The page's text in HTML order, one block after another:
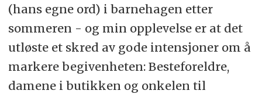
(hans egne ord) i barnehagen etter
sommeren - og min opplevelse er at det
utløste et skred av gode intensjoner om å
markere begivenheten: Besteforeldre,
damene i butikken og onkelen til